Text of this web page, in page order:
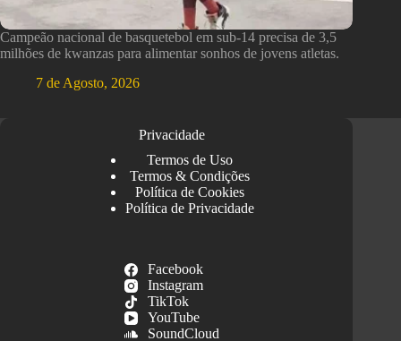
Campeão nacional de basquetebol em sub-14 precisa de 3,5
milhões de kwanzas para alimentar sonhos de jovens atletas.
7 de Agosto, 2026
Privacidade
Termos de Uso
Termos & Condições
Política de Cookies
Política de Privacidade
Facebook
Instagram
TikTok
YouTube
SoundCloud